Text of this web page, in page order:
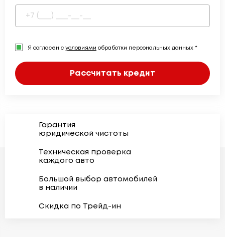
Я согласен с условиями обработки персональных данных *
Рассчитать кредит
Гарантия
юридической чистоты
Техническая проверка
каждого авто
Большой выбор автомобилей
в наличии
Скидка по Трейд-ин